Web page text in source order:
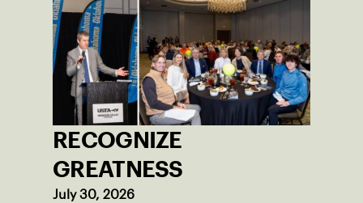
RECOGNIZE
GREATNESS
July 30, 2026